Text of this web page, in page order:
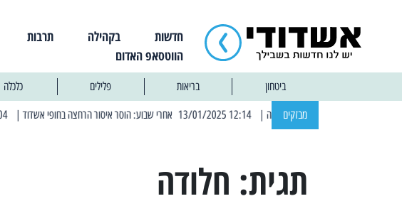
חדשות בקהילה תרבות
הווטסאפ האדום
ביטחון בריאות פלילים כלכלה
מבזקים | 12:14 13/01/2025 אחרי שבוע: הוסר איסור הרחצה בחופי אשדוד | 13:04 14/01/2025 עובדים בלילות: עבודות קרצוף וריבוד אספלט
תגית: חלודה